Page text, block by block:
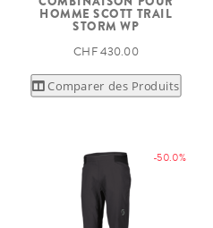
HOMME SCOTT TRAIL
STORM WP
CHF 430.00
Comparer des Produits
-50.0%